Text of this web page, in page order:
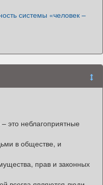
системы «человек –
это неблагоприятные
в обществе, и
прав и законных